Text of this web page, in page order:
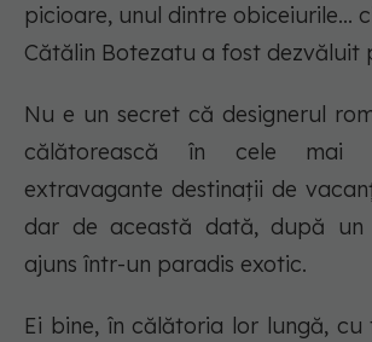
picioare, unul dintre obiceiurile...
Cătălin Botezatu a fost dezvăluit
Nu e un secret că designerul
călătorească în cele mai
extravagante destinații de
dar de această dată, după
ajuns într-un paradis exotic.
Ei bine, în călătoria lor lungă, cu